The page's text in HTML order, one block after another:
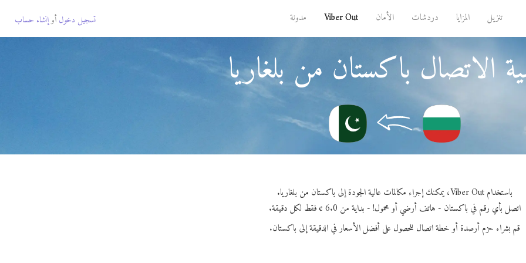
تنزيل المزايا دردشات الأمان Viber Out مدونة تسجيل دخول أوإنشاء حساب
الاتصال باكستان من بلغاريا
باستخدام Viber Out، يمكنك إجراء مكالمات عالية الجودة إلى باكستان من بلغاريا.
اتصل بأي رقم في باكستان - هاتف أرضي أو محمول! - بداية من 6.0 ¢ فقط لكل دقيقة.
قم بشراء حزم أرصدة أو خطة اتصال للحصول على أفضل الأسعار في الدقيقة إلى باكستان.